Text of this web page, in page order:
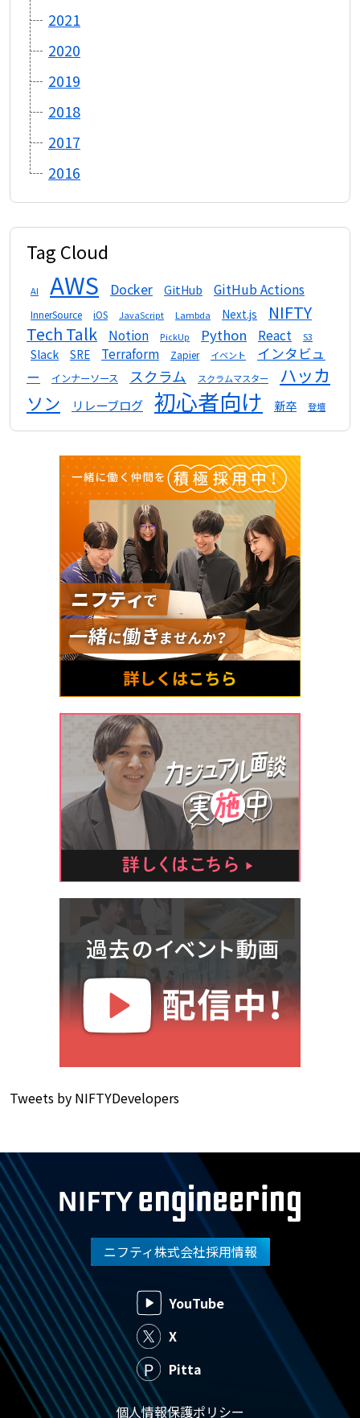
2021
2020
2019
2018
2017
2016
Tag Cloud
AI AWS Docker GitHub GitHub Actions
InnerSource iOS JavaScript Lambda Next.js
NIFTY
Tech Talk
Notion PickUp Python React S3
Slack SRE Terraform Zapier イベント
インタビュ
ー
インナーソース スクラム スクラムマスター
ハッカ
ソン
リレーブログ 初心者向け 新卒 登壇
Tweets by NIFTYDevelopers
ニフティ株式会社採用情報
YouTube
X
Pitta
個人情報保護ポリシー